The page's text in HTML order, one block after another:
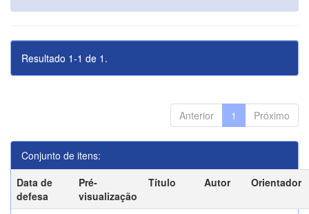
Resultado 1-1 de 1.
Anterior 1 Próximo
Conjunto de itens:
Data de
defesa
Pré-
visualização
Título Autor Orientador